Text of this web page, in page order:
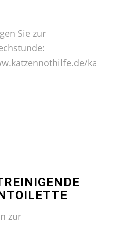
Sie zur
zur